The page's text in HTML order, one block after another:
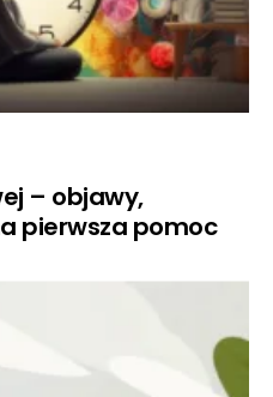
– objawy,
pierwsza pomoc